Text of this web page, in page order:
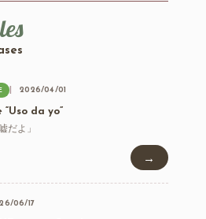
2026/04/01
da yo”
だよ」
→
06/17